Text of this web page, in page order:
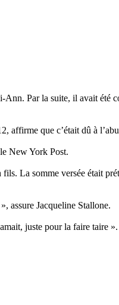
Par la suite, il avait été
affirme que c’était dû à
New York Post.
La somme versée était
assure Jacqueline Stallone.
juste pour la faire taire ».